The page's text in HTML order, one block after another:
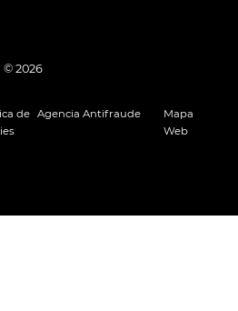
© 2026
de Agencia Antifraude
Mapa
Web